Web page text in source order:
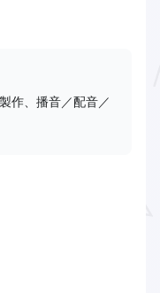
作、播音／配音／